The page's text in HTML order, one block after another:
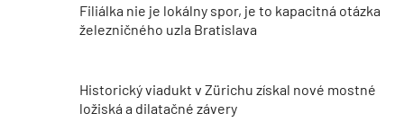
Filiálka nie je lokálny spor, je to kapacitná otázka
železničného uzla Bratislava
Historický viadukt v Zürichu získal nové mostné
ložiská a dilatačné závery